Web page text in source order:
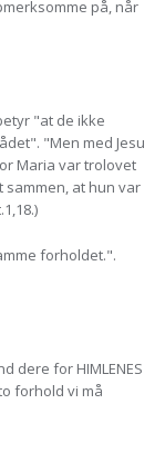
på, når
"at de ikke
"Men med Jesu
Maria var trolovet
sammen, at hun var
forholdet.".
dere for HIMLENES
forhold vi må